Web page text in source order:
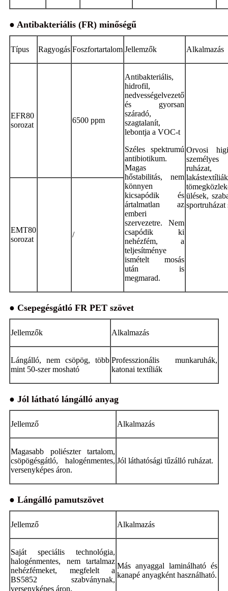
● Antibakteriális (FR) minőségű
Típus Ragyogás Foszfortartalom Jellemzők Alkalmazás
EFR80
sorozat
6500 ppm
Antibakteriális,
hidrofil,
nedvességelvezető
és gyorsan
száradó,
szagtalanít,
lebontja a VOC-t
Széles spektrumú
antibiotikum.
Magas
hőstabilitás, nem
könnyen
kicsapódik és
ártalmatlan az
emberi
szervezetre. Nem
csapódik ki
nehézfém, a
teljesítménye
ismételt mosás
után is
megmarad.
Orvosi
személyes
ruházat,
ülések,
sportruházat
EMT80
sorozat
/
● Csepegésgátló FR PET szövet
Jellemzők Alkalmazás
Lángálló, nem csöpög, több
mint 50-szer mosható
Professzionális munkaruhák,
katonai textíliák
● Jól látható lángálló anyag
Jellemző Alkalmazás
Magasabb poliészter tartalom,
csöpögésgátló, halogénmentes,
versenyképes áron.
Jól láthatósági tűzálló ruházat.
● Lángálló pamutszövet
Jellemző Alkalmazás
Saját speciális technológia,
halogénmentes, nem tartalmaz
nehézfémeket, megfelelt a
BS5852 szabványnak,
versenyképes áron.
Más anyaggal laminálható és
kanapé anyagként használható.